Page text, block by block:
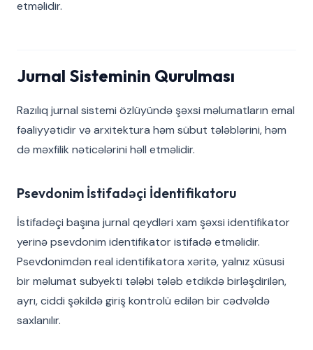
etməlidir.
Jurnal Sisteminin Qurulması
Razılıq jurnal sistemi özlüyündə şəxsi məlumatların emal
fəaliyyətidir və arxitektura həm sübut tələblərini, həm
də məxfilik nəticələrini həll etməlidir.
Psevdonim İstifadəçi İdentifikatoru
İstifadəçi başına jurnal qeydləri xam şəxsi identifikator
yerinə psevdonim identifikator istifadə etməlidir.
Psevdonimdən real identifikatora xəritə, yalnız xüsusi
bir məlumat subyekti tələbi tələb etdikdə birləşdirilən,
ayrı, ciddi şəkildə giriş kontrolü edilən bir cədvəldə
saxlanılır.